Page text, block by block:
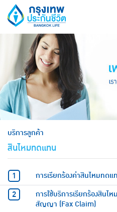
บริการลูกค้า
สินไหมทดแทน
การเรียกร้องค่าสินไหมทดแ
การใช้บริการเรียกร้องสินไ
สัญญา (Fax Claim)